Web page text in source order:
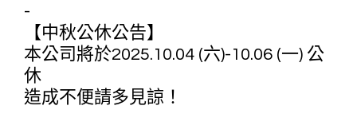
-
【中秋公休公告】
本公司將於2025.10.04 (六)-10.06 (一) 公
休
造成不便請多見諒！